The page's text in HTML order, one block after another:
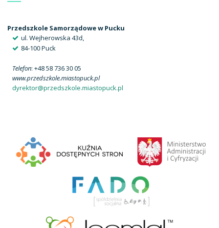
Przedszkole Samorządowe w Pucku
ul. Wejherowska 43d,
84-100 Puck
Telefon: +48 58 736 30 05
www.przedszkole.miastopuck.pl
dyrektor@przedszkole.miastopuck.pl